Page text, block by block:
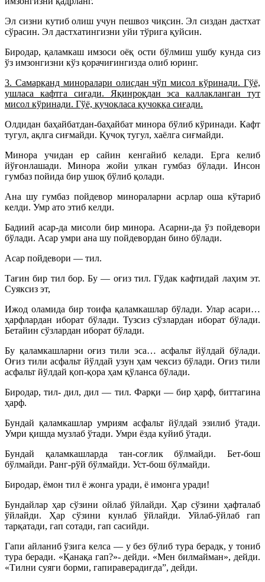
Эл сизни кутиб олиш учун пешвоз чиқсин. Эл сиздан дастхат
сўрасин. Эл дастхатингизни уйи тўрига қуйсин.
Биродар, қаламкаш имзоси оёқ ости бўлмиш ушбу кунда сиз
ўз имзонгизни кўз қорачиғингизда олиб юринг.
3. Самарқанд миноралари олисдан чўп мисол кўринади. Гўё,
ушласа кафтга сиғади. Яқинроқдан эса каллакланган тут
мисол кўринади. Гўё, қучоқласа қучоққа сиғади.
Олдидан баҳайбатдан-баҳайбат минора бўлиб кўринади. Кафт
тугул, ақлга сиғмайди. Қучоқ тугул, хаёлга сиғмайди.
Минора учидан ер сайин кенгайиб келади. Ерга келиб
йўғонлашади. Минора жойи улкан гумбаз бўлади. Инсон
гумбаз пойида бир ушоқ бўлиб қолади.
Ана шу гумбаз пойдевор минораларни асрлар оша кўтариб
келди. Умр ато этиб келди.
Бадиий асар-да мисоли бир минора. Асарни-да ўз пойдевори
бўлади. Асар умри ана шу пойдевордан бино бўлади.
Асар пойдевори — тил.
Тағин бир тил бор. Бу — оғиз тил. Гўдак кафтидай лаҳим эт.
Суяксиз эт,
Ижод оламида бир тоифа қаламкашлар бўлади. Улар асари…
ҳарфлардан иборат бўлади. Тузсиз сўзлардан иборат бўлади.
Бетайин сўзлардан иборат бўлади.
Бу қаламкашларни оғиз тили эса… асфальт йўлдай бўлади.
Оғиз тили асфальт йўлдай узун ҳам чексиз бўлади. Оғиз тили
асфальт йўлдай қоп-қора ҳам қўланса бўлади.
Биродар, тил- дил, дил — тил. Фарқи — бир ҳарф, биттагина
ҳарф.
Бундай қаламкашлар умриям асфальт йўлдай эзилиб ўтади.
Умри қишда музлаб ўтади. Умри ёзда куйиб ўтади.
Бундай қаламкашларда тан-соғлик бўлмайди. Бет-бош
бўлмайди. Ранг-рўй бўлмайди. Уст-бош бўлмайди.
Биродар, ёмон тил ё жонга уради, ё имонга уради!
Бундайлар ҳар сўзини ойлаб ўйлайди. Ҳар сўзини ҳафталаб
ўйлайди. Ҳар сўзини кунлаб ўйлайди. Уйлаб-ўйлаб гап
тарқатади, гап сотади, гап сасийди.
Гапи айланиб ўзига келса — у без бўлиб тура берадк, у тониб
тура беради. «Қанақа гап?»- дейди. «Мен билмайман», дейди.
«Тилни суяги борми, гапираверадиғда”, дейди.